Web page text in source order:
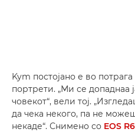
Kym постојано е во
портрети. „Ми се допаднаа
човекот“, вели тој.
да чека некого, па не
некаде“. Снимено со EOS